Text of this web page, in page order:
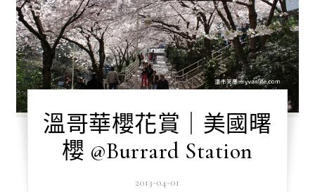
溫哥華櫻花賞｜美國曙
櫻 @Burrard Station
2013-04-01